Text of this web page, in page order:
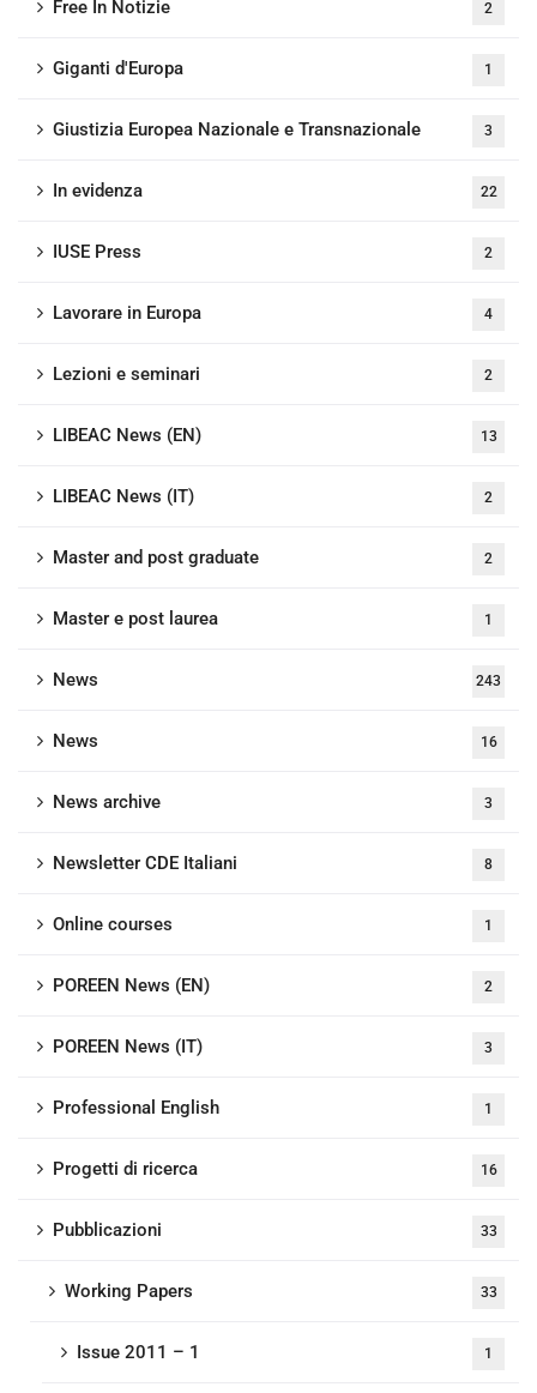
Free In Notizie 2
Giganti d'Europa 1
Giustizia Europea Nazionale e Transnazionale 3
In evidenza 22
IUSE Press 2
Lavorare in Europa 4
Lezioni e seminari 2
LIBEAC News (EN) 13
LIBEAC News (IT) 2
Master and post graduate 2
Master e post laurea 1
News 243
News 16
News archive 3
Newsletter CDE Italiani 8
Online courses 1
POREEN News (EN) 2
POREEN News (IT) 3
Professional English 1
Progetti di ricerca 16
Pubblicazioni 33
Working Papers 33
Issue 2011 – 1 1